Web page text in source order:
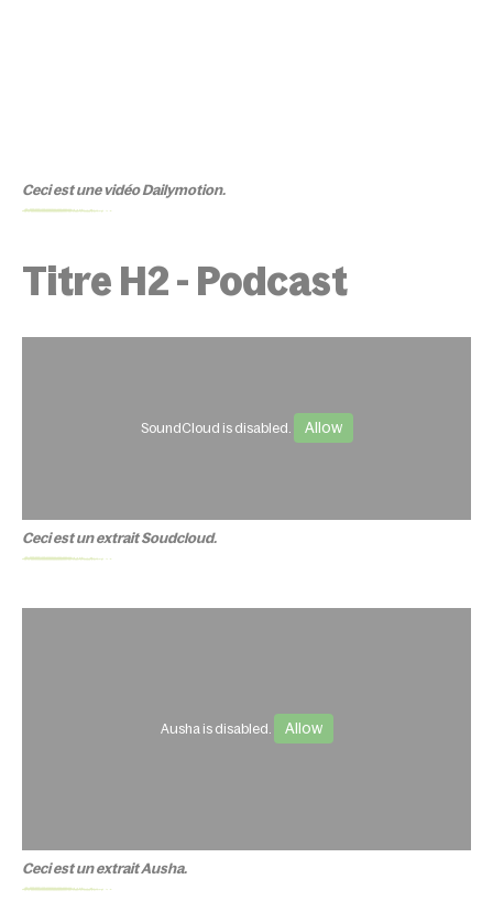
Ceci est une vidéo Dailymotion.
Titre H2 - Podcast
SoundCloud is disabled. Allow
Ceci est un extrait Soudcloud.
Ausha is disabled. Allow
Ceci est un extrait Ausha.